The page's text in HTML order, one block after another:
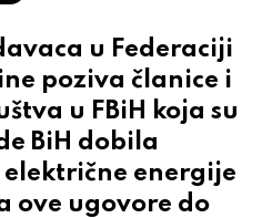
u Federaciji
poziva članice i
u FBiH koja su
BiH dobila
energije
ove ugovore do